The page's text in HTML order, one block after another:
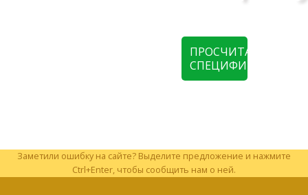
ПРОСЧИТАТЬ
СПЕЦИФИКАЦИЮ
Заметили ошибку на сайте? Выделите предложение и нажмите
Ctrl+Enter, чтобы сообщить нам о ней.